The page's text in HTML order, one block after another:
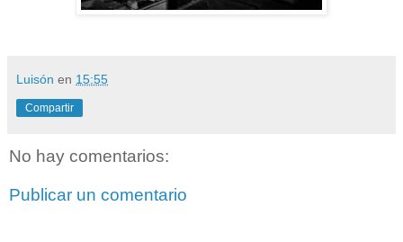
Luisón en 15:55
Compartir
No hay comentarios:
Publicar un comentario